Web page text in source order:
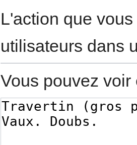
L'action que
utilisateurs dans
Vous pouvez